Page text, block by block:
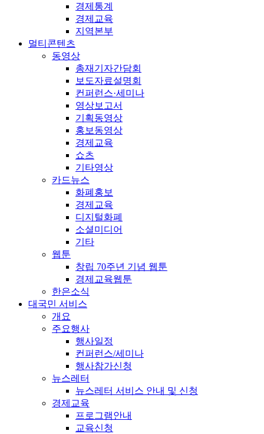
경제통계
경제교육
지역본부
멀티콘텐츠
동영상
총재기자간담회
보도자료설명회
컨퍼런스·세미나
영상보고서
기획동영상
홍보동영상
경제교육
쇼츠
기타영상
카드뉴스
화폐홍보
경제교육
디지털화폐
소셜미디어
기타
웹툰
창립 70주년 기념 웹툰
경제교육웹툰
한은소식
대국민 서비스
개요
주요행사
행사일정
컨퍼런스/세미나
행사참가신청
뉴스레터
뉴스레터 서비스 안내 및 신청
경제교육
프로그램안내
교육신청